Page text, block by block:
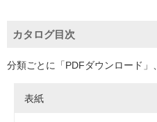
カタログ目次
分類ごとに「PDFダウンロード」
表紙